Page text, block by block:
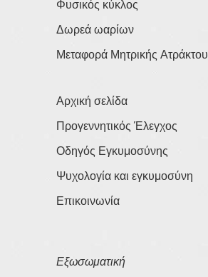
Φυσικός κύκλος
Δωρεά ωαρίων
Μεταφορά Μητρικής Ατράκτου
Αρχική σελίδα
Προγεννητικός Έλεγχος
Οδηγός Εγκυμοσύνης
Ψυχολογία και εγκυμοσύνη
Επικοινωνία
Εξωσωματική